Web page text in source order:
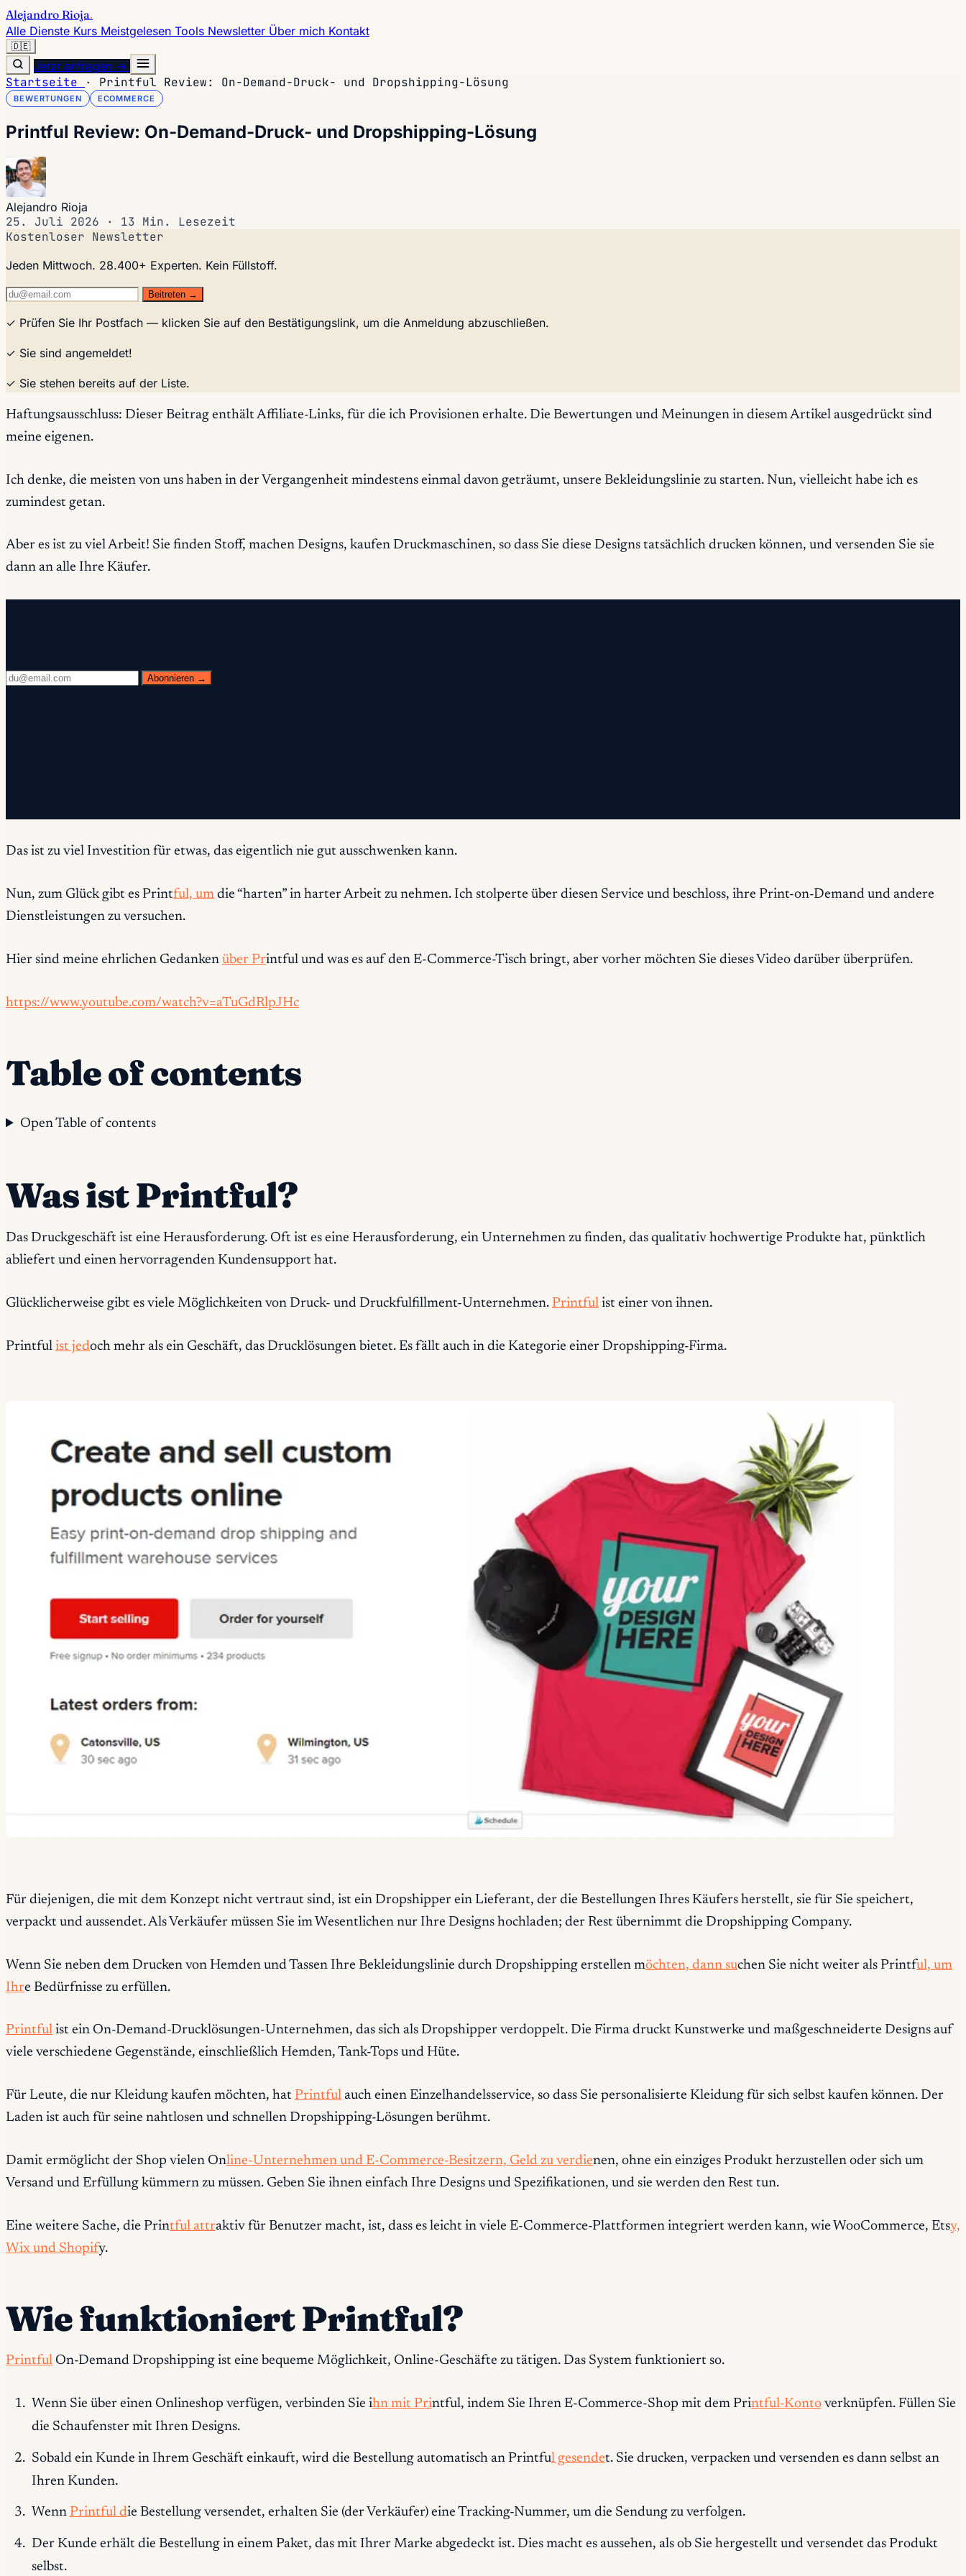
Alejandro Rioja.
Alle Dienste Kurs Meistgelesen Tools Newsletter Über mich Kontakt
🇩🇪
Jetzt anfragen →
Startseite · Printful Review: On-Demand-Druck- und Dropshipping-Lösung
BEWERTUNGEN ECOMMERCE
Printful Review: On-Demand-Druck- und Dropshipping-Lösung
Alejandro Rioja
25. Juli 2026 ·
13 Min. Lesezeit
Kostenloser Newsletter
Jeden Mittwoch. 28.400+ Experten. Kein Füllstoff.
Beitreten →
✓ Prüfen Sie Ihr Postfach — klicken Sie auf den Bestätigungslink, um die Anmeldung abzuschließen.
✓ Sie sind angemeldet!
✓ Sie stehen bereits auf der Liste.
Haftungsausschluss: Dieser Beitrag enthält Affiliate-Links, für die ich Provisionen erhalte. Die Bewertungen und Meinungen in diesem Artikel ausgedrückt sind
meine eigenen.
Ich denke, die meisten von uns haben in der Vergangenheit mindestens einmal davon geträumt, unsere Bekleidungslinie zu starten. Nun, vielleicht habe ich es
zumindest getan.
Aber es ist zu viel Arbeit! Sie finden Stoff, machen Designs, kaufen Druckmaschinen, so dass Sie diese Designs tatsächlich drucken können, und versenden Sie sie
dann an alle Ihre Käufer.
Abonnieren →
Das ist zu viel Investition für etwas, das eigentlich nie gut ausschwenken kann.
Nun, zum Glück gibt es Printful, um die “harten” in harter Arbeit zu nehmen. Ich stolperte über diesen Service und beschloss, ihre Print-on-Demand und andere
Dienstleistungen zu versuchen.
Hier sind meine ehrlichen Gedanken über Printful und was es auf den E-Commerce-Tisch bringt, aber vorher möchten Sie dieses Video darüber überprüfen.
https://www.youtube.com/watch?v=aTuGdRlpJHc
Table of contents
Open Table of contents
Was ist Printful?
Das Druckgeschäft ist eine Herausforderung. Oft ist es eine Herausforderung, ein Unternehmen zu finden, das qualitativ hochwertige Produkte hat, pünktlich
abliefert und einen hervorragenden Kundensupport hat.
Glücklicherweise gibt es viele Möglichkeiten von Druck- und Druckfulfillment-Unternehmen. Printful ist einer von ihnen.
Printful ist jedoch mehr als ein Geschäft, das Drucklösungen bietet. Es fällt auch in die Kategorie einer Dropshipping-Firma.
Für diejenigen, die mit dem Konzept nicht vertraut sind, ist ein Dropshipper ein Lieferant, der die Bestellungen Ihres Käufers herstellt, sie für Sie speichert,
verpackt und aussendet. Als Verkäufer müssen Sie im Wesentlichen nur Ihre Designs hochladen; der Rest übernimmt die Dropshipping Company.
Wenn Sie neben dem Drucken von Hemden und Tassen Ihre Bekleidungslinie durch Dropshipping erstellen möchten, dann suchen Sie nicht weiter als Printful, um
Ihre Bedürfnisse zu erfüllen.
Printful ist ein On-Demand-Drucklösungen-Unternehmen, das sich als Dropshipper verdoppelt. Die Firma druckt Kunstwerke und maßgeschneiderte Designs auf
viele verschiedene Gegenstände, einschließlich Hemden, Tank-Tops und Hüte.
Für Leute, die nur Kleidung kaufen möchten, hat Printful auch einen Einzelhandelsservice, so dass Sie personalisierte Kleidung für sich selbst kaufen können. Der
Laden ist auch für seine nahtlosen und schnellen Dropshipping-Lösungen berühmt.
Damit ermöglicht der Shop vielen Online-Unternehmen und E-Commerce-Besitzern, Geld zu verdienen, ohne ein einziges Produkt herzustellen oder sich um
Versand und Erfüllung kümmern zu müssen. Geben Sie ihnen einfach Ihre Designs und Spezifikationen, und sie werden den Rest tun.
Eine weitere Sache, die Printful attraktiv für Benutzer macht, ist, dass es leicht in viele E-Commerce-Plattformen integriert werden kann, wie WooCommerce, Etsy,
Wix und Shopify.
Wie funktioniert Printful?
Printful On-Demand Dropshipping ist eine bequeme Möglichkeit, Online-Geschäfte zu tätigen. Das System funktioniert so.
Wenn Sie über einen Onlineshop verfügen, verbinden Sie ihn mit Printful, indem Sie Ihren E-Commerce-Shop mit dem Printful-Kontoverknüpfen. Füllen Sie
die Schaufenster mit Ihren Designs.
Sobald ein Kunde in Ihrem Geschäft einkauft, wird die Bestellung automatisch an Printful gesendet. Sie drucken, verpacken und versenden es dann selbst an
Ihren Kunden.
Wenn Printful die Bestellung versendet, erhalten Sie (der Verkäufer) eine Tracking-Nummer, um die Sendung zu verfolgen.
Der Kunde erhält die Bestellung in einem Paket, das mit Ihrer Marke abgedeckt ist. Dies macht es aussehen, als ob Sie hergestellt und versendet das Produkt
selbst.